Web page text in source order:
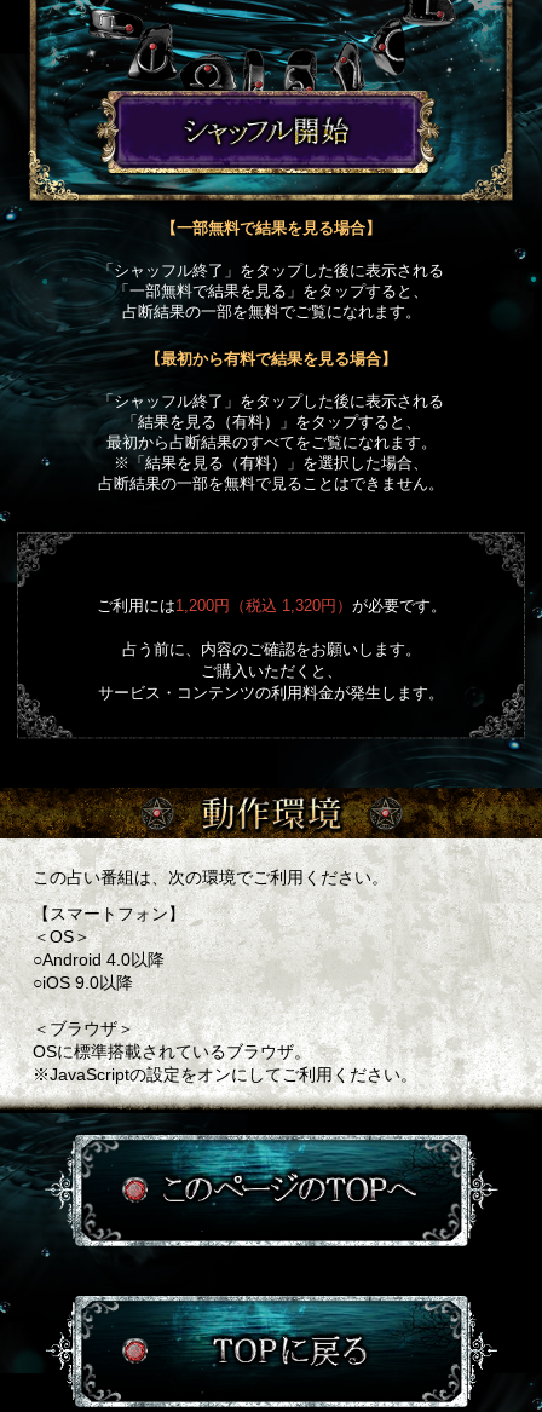
【一部無料で結果を見る場合】
「シャッフル終了」をタップした後に表示される
「一部無料で結果を見る」をタップすると、
占断結果の一部を無料でご覧になれます。
【最初から有料で結果を見る場合】
「シャッフル終了」をタップした後に表示される
「結果を見る（有料）」をタップすると、
最初から占断結果のすべてをご覧になれます。
※「結果を見る（有料）」を選択した場合、
占断結果の一部を無料で見ることはできません。
ご利用には1,200円（税込 1,320円） が必要です。
占う前に、内容のご確認をお願いします。
ご購入いただくと、
サービス・コンテンツの利用料金が発生します。
この占い番組は、次の環境でご利用ください。
【スマートフォン】
＜OS＞
○Android 4.0以降
○iOS 9.0以降
＜ブラウザ＞
OSに標準搭載されているブラウザ。
※JavaScriptの設定をオンにしてご利用ください。